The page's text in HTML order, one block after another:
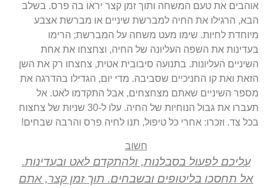
אוהבים את טעם המשחה ותוך זמן קצר יראו בה פרס. בשלב
הבא, הרגילו את החיה למברשת שיניים או מברשת אצבע
מיוחדת לחיות. שימו מעט משחה על המברשת; הרימו
בעדינות את השפה העליונה של החיה, וצחצחו את אחת
השיניים העליונות. בתנועה סיבובית אטית, צחצחו רק את השן
הזאת ואת קו החניכיים שסביבה. מדי יום, הגדילו בהדרגה את
מספר השיניים שאתם מצחצחים, אבל התקדמו לאט. אל
תעברו את גבול הנוחיות של החיה. עלו ל-30 שניות של צחצוח
בכל צד. וזכרו: אחרי כל טיפול, תנו לחיה פרס והרבה שבחים!
חשוב
עליכם לפעול בסבלנות, ולהתקדם לאט ובעדינות.
אל תחסכו בליטופים ובשבחים. תוך זמן קצר, אתם